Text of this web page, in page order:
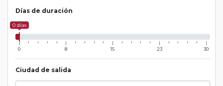
Días de duración
0 días
0 8 15 23 30
Ciudad de salida